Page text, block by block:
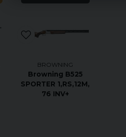
BROWNING
Browning B525
SPORTER 1,RS,12M,
76 INV+